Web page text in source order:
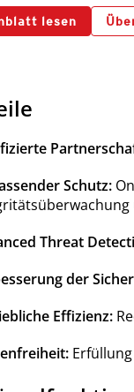
lesen
Schutz:
Threat
der
Effizienz: